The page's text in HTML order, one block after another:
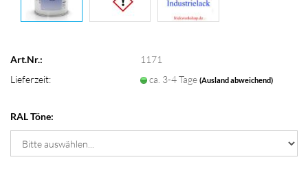
Art.Nr.:
1171
Lieferzeit:
ca. 3-4 Tage(Ausland abweichend)
RAL Töne: